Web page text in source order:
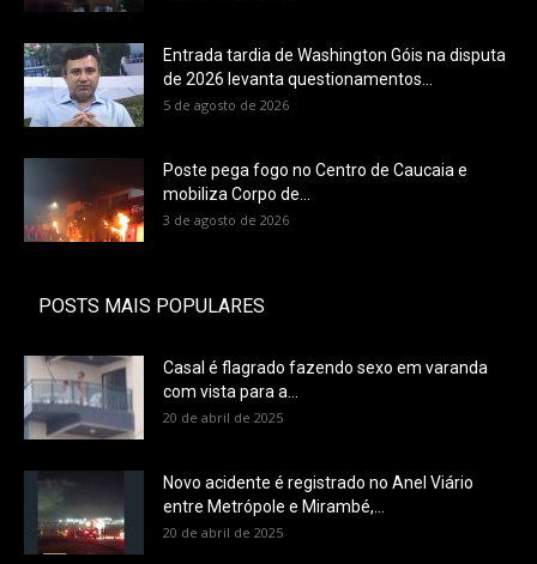
Entrada tardia de Washington Góis na disputa
de 2026 levanta questionamentos...
5 de agosto de 2026
Poste pega fogo no Centro de Caucaia e
mobiliza Corpo de...
3 de agosto de 2026
POSTS MAIS POPULARES
Casal é flagrado fazendo sexo em varanda
com vista para a...
20 de abril de 2025
Novo acidente é registrado no Anel Viário
entre Metrópole e Mirambé,...
20 de abril de 2025